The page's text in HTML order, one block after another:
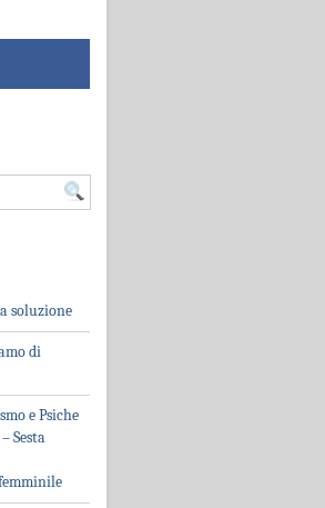
soluzione
di
e Psiche
Sesta